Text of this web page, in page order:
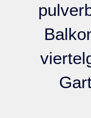
Kontakt